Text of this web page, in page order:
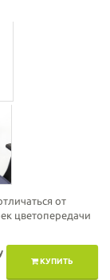
от
цветопередачи
КУПИТЬ